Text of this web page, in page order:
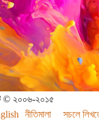
© ২০০৬-২০১৫
নীতিমালা সচলে